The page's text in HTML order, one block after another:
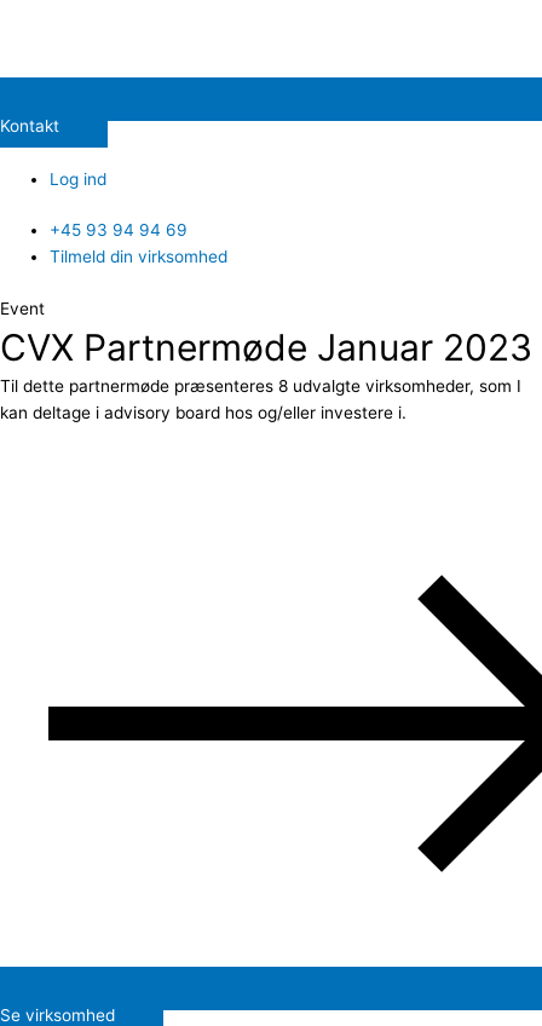
Kontakt
Log ind
+45 93 94 94 69
Tilmeld din virksomhed
Event
CVX Partnermøde Januar 2023
Til dette partnermøde præsenteres 8 udvalgte virksomheder, som I
kan deltage i advisory board hos og/eller investere i.
Se virksomhed